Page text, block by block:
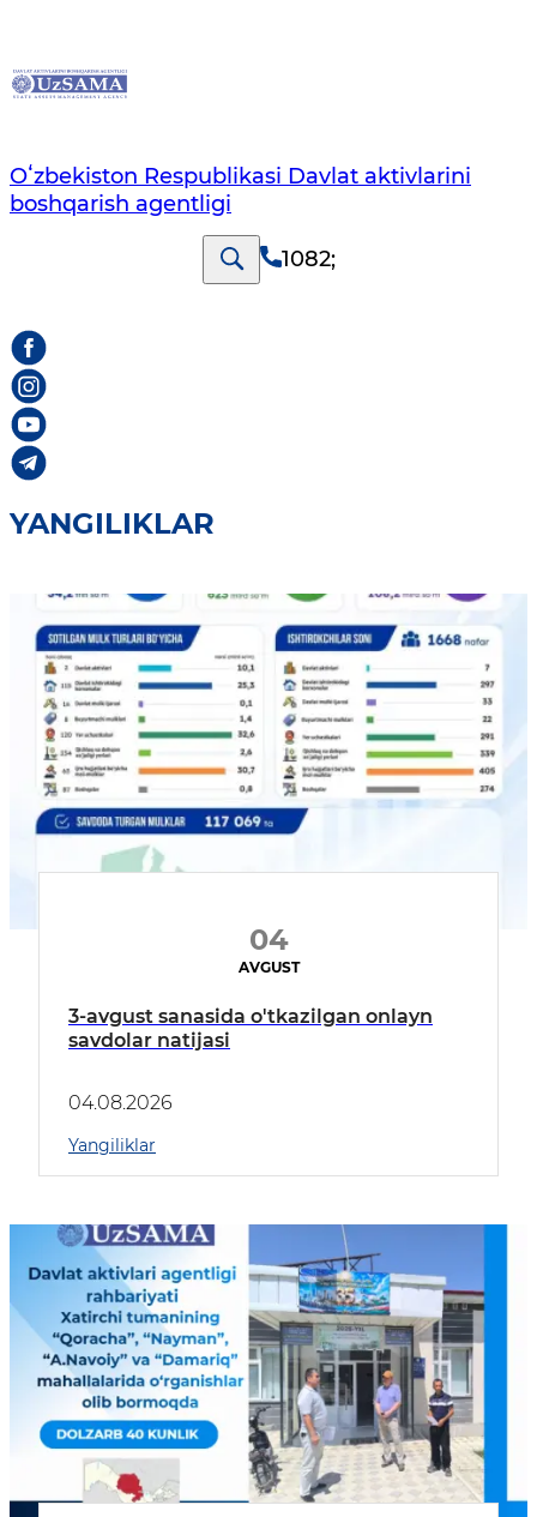
Oʻzbekiston Respublikasi Davlat aktivlarini
boshqarish agentligi
1082;
YANGILIKLAR
04
AVGUST
3-avgust sanasida o'tkazilgan onlayn
savdolar natijasi
04.08.2026
Yangiliklar